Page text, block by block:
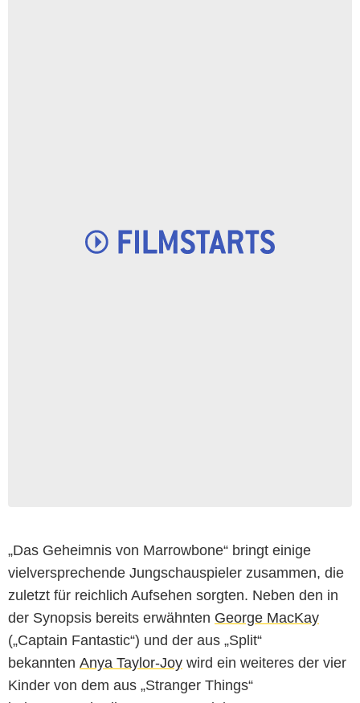
„Das Geheimnis von Marrowbone“ bringt einige
vielversprechende Jungschauspieler zusammen, die
zuletzt für reichlich Aufsehen sorgten. Neben den in
der Synopsis bereits erwähnten George MacKay
(„Captain Fantastic“) und der aus „Split“
bekannten Anya Taylor-Joy wird ein weiteres der vier
Kinder von dem aus „Stranger Things“